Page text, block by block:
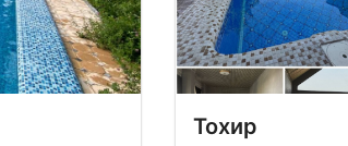
Тохир